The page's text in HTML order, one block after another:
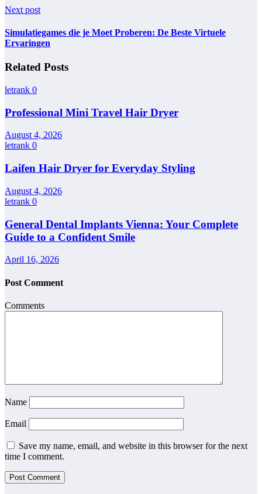
Next post
Simulatiegames die je Moet Proberen: De Beste Virtuele
Ervaringen
Related Posts
letrank 0
Professional Mini Travel Hair Dryer
August 4, 2026
letrank 0
Laifen Hair Dryer for Everyday Styling
August 4, 2026
letrank 0
General Dental Implants Vienna: Your Complete
Guide to a Confident Smile
April 16, 2026
Post Comment
Comments
Name
Email
Save my name, email, and website in this browser for the next
time I comment.